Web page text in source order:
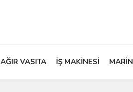
AĞIR VASITA İŞ MAKİNESİ MARİN